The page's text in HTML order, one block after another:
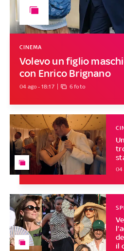
Volevo un figlio
con Enrico Brignano
CINEMA
04 ago - 18:17 6 foto
04
il